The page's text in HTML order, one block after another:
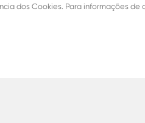
dos Cookies. Para informações de